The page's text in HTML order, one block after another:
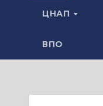
ЦНАП
ВПО